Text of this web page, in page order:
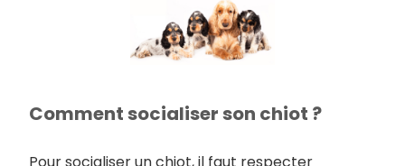
Comment socialiser son chiot ?